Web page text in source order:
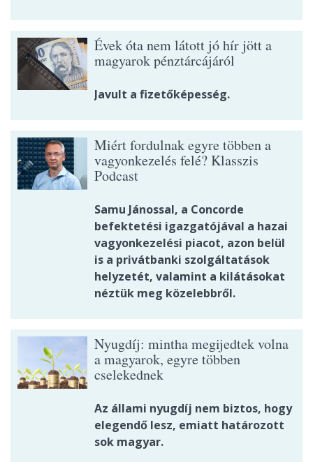
Évek óta nem látott jó hír jött a
magyarok pénztárcájáról
Javult a fizetőképesség.
Miért fordulnak egyre többen a
vagyonkezelés felé? Klasszis
Podcast
Samu Jánossal, a Concorde
befektetési igazgatójával a hazai
vagyonkezelési piacot, azon belül
is a privátbanki szolgáltatások
helyzetét, valamint a kilátásokat
néztük meg közelebbről.
Nyugdíj: mintha megijedtek volna
a magyarok, egyre többen
cselekednek
Az állami nyugdíj nem biztos, hogy
elegendő lesz, emiatt határozott
sok magyar.